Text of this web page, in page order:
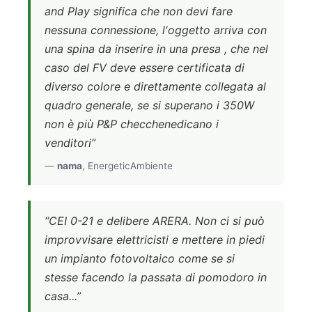
and Play significa che non devi fare
nessuna connessione, l'oggetto arriva con
una spina da inserire in una presa , che nel
caso del FV deve essere certificata di
diverso colore e direttamente collegata al
quadro generale, se si superano i 350W
non è più P&P checchenedicano i
venditori”
— nama, EnergeticAmbiente
“CEI 0-21 e delibere ARERA. Non ci si può
improvvisare elettricisti e mettere in piedi
un impianto fotovoltaico come se si
stesse facendo la passata di pomodoro in
casa...”